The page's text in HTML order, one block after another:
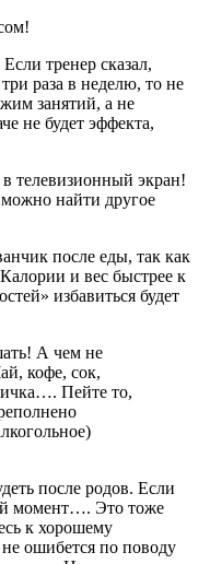
тренер сказал,
раза в неделю, то не
занятий, а не
не будет эффекта,
телевизионный экран!
найти другое
после еды, так как
и вес быстрее к
избавиться будет
А чем не
кофе, сок,
Пейте то,
после родов. Если
момент…. Это тоже
к хорошему
ошибется по поводу